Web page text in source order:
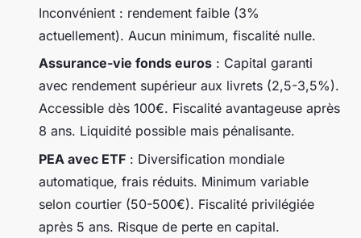
Inconvénient : rendement faible (3%
actuellement). Aucun minimum, fiscalité nulle.
Assurance-vie fonds euros : Capital garanti
avec rendement supérieur aux livrets (2,5-3,5%).
Accessible dès 100€. Fiscalité avantageuse après
8 ans. Liquidité possible mais pénalisante.
PEA avec ETF : Diversification mondiale
automatique, frais réduits. Minimum variable
selon courtier (50-500€). Fiscalité privilégiée
après 5 ans. Risque de perte en capital.